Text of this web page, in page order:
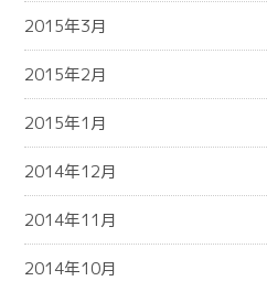
2015年3月
2015年2月
2015年1月
2014年12月
2014年11月
2014年10月